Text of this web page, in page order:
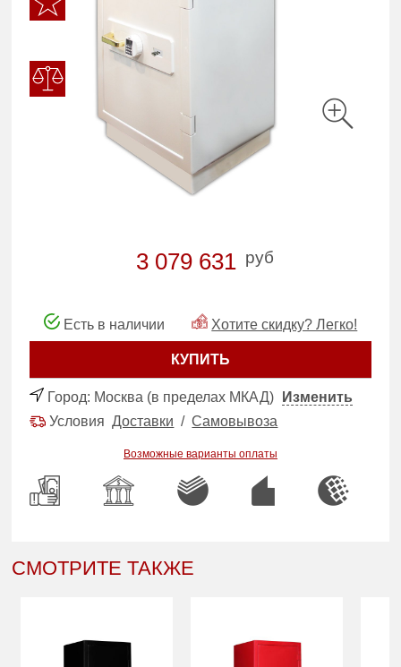
3 079 631 руб
Есть в наличии Хотите скидку? Легко!
КУПИТЬ
Город: Москва (в пределах МКАД)
Изменить
УсловияДоставки /Самовывоза
Возможные варианты оплаты
СМОТРИТЕ ТАКЖЕ